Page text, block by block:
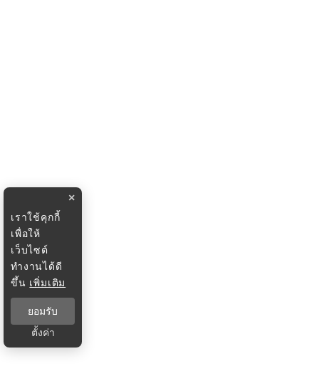
×
เราใช้คุกกี้
เพื่อให้
เว็บไซต์
ทำงานได้ดี
ขึ้น เพิ่มเติม
ยอมรับ
ตั้งค่า